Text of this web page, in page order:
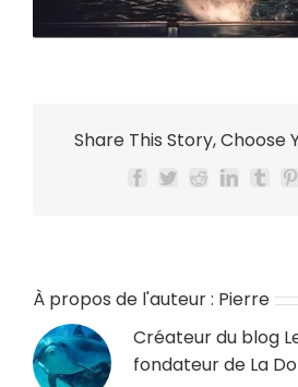
Share This Story, Choose
Facebook
TwitterRedditLinkedIn
Tumblr
À propos de l'auteur : Pierre
Créateur du blog
fondateur de La